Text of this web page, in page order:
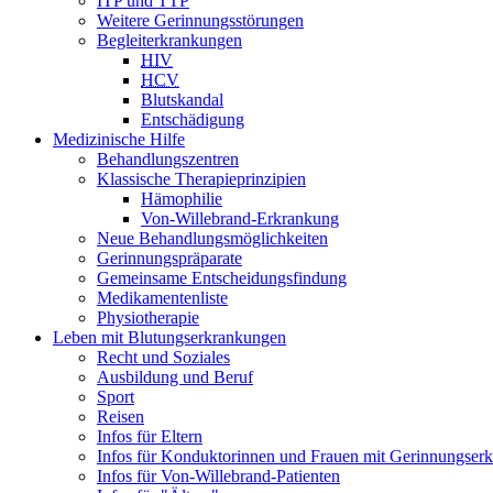
Weitere Gerinnungsstörungen
Begleiterkrankungen
HIV
HCV
Blutskandal
Entschädigung
Medizinische Hilfe
Behandlungszentren
Klassische Therapieprinzipien
Hämophilie
Von-Willebrand-Erkrankung
Neue Behandlungsmöglichkeiten
Gerinnungspräparate
Gemeinsame Entscheidungsfindung
Medikamentenliste
Physiotherapie
Leben mit Blutungserkrankungen
Recht und Soziales
Ausbildung und Beruf
Sport
Reisen
Infos für Eltern
Infos für Konduktorinnen und Frauen mit
Infos für Von-Willebrand-Patienten